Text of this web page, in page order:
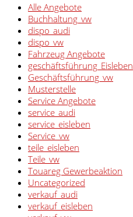
Alle Angebote
Buchhaltung_vw
dispo_audi
dispo_vw
Fahrzeug Angebote
geschäftsführung_Eisleben
Geschäftsführung_vw
Musterstelle
Service Angebote
service_audi
service_eisleben
Service_vw
teile_eisleben
Teile_vw
Touareg Gewerbeaktion
Uncategorized
verkauf_audi
verkauf_eisleben